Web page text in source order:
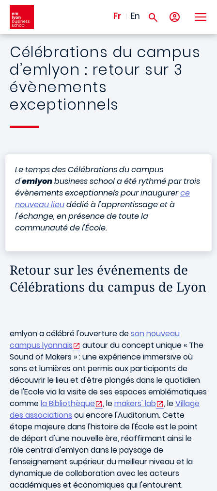
Aller au contenu principal
Fr En
Célébrations du campus
d’emlyon : retour sur 3
évènements
exceptionnels
Le temps des Célébrations du campus
d'emlyonbusiness school a été rythmé par trois
évènements exceptionnels pour inaugurerce
nouveau lieudédié à l'apprentissage et à
l'échange, en présence de toute la
communauté de l'École.
Retour sur les événements de
Célébrations du campus de Lyon
emlyon a célébré l'ouverture deson nouveau
campus lyonnais
autour du concept unique « The
Sound of Makers » : une expérience immersive où
sons et lumières ont permis aux participants de
découvrir le lieu et d'être plongés dans le quotidien
de l'Ecole via la visite de ses espaces emblématiques
commela Bibliothèque , lemakers' lab , leVillage
des associations ou encore l'Auditorium. Cette
étape majeure dans l'histoire de l'École est le point
de départ d'une nouvelle ère, réaffirmant ainsi le
rôle central d'emlyon dans le paysage de
l'enseignement supérieur du meilleur niveau et la
dynamique de collaboration avec les acteurs
académiques et économiques qui l'entourent.